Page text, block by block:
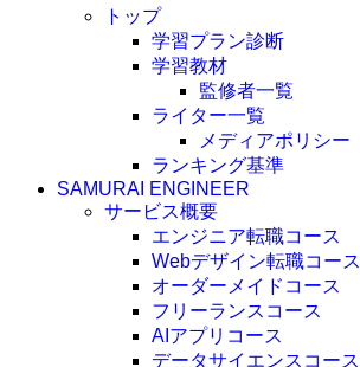
トップ
学習プラン診断
学習教材
監修者一覧
ライター一覧
メディアポリシー
ランキング基準
SAMURAI ENGINEER
サービス概要
エンジニア転職コース
Webデザイン転職コース
オーダーメイドコース
フリーランスコース
AIアプリコース
データサイエンスコース